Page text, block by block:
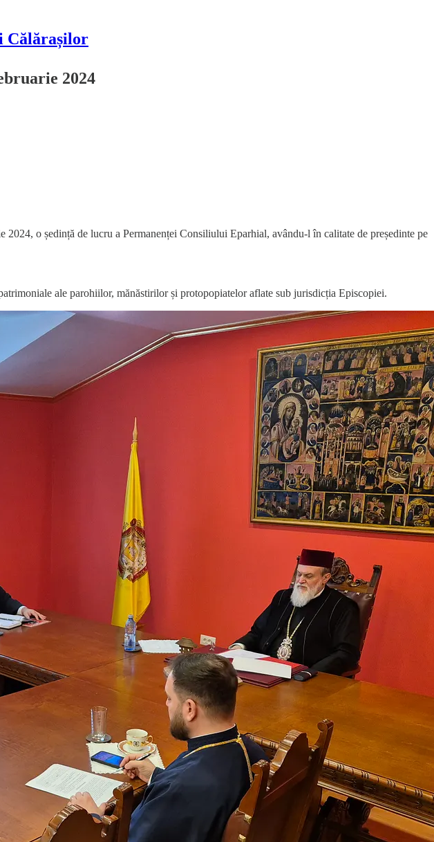
Călărașilor
2024
o ședință de lucru a Permanenței Consiliului Eparhial, avându-l în calitate de președinte pe
ale parohiilor, mănăstirilor și protopopiatelor aflate sub jurisdicția Episcopiei.